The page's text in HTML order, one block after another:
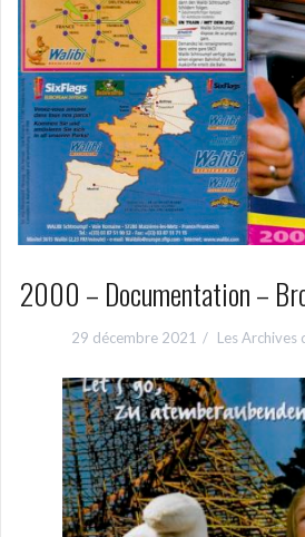
2000 – Documentation –
29 décembre 2021 Les Archives